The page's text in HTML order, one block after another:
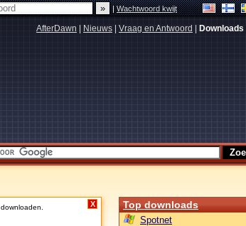
|Wachtwoord kwijt
AfterDawn Nieuws Vraag en Antwoord Downloads
downloaden.
X Top downloads
Spotnet